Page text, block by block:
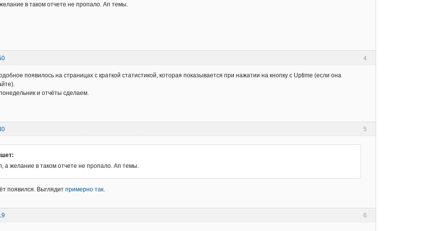
в таком отчете не пропало. Ап темы.
4
появилось на страницах с краткой статистикой, которая показывается при нажатии на кнопку с Uptime (если она
и отчёты сделаем.
5
а желание в таком отчете не пропало. Ап темы.
появился. Выглядит примерно так.
6